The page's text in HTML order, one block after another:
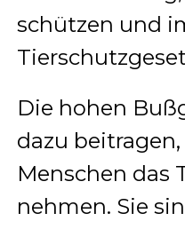
schützen und
Die hohen
dazu
Menschen das
nehmen. Sie